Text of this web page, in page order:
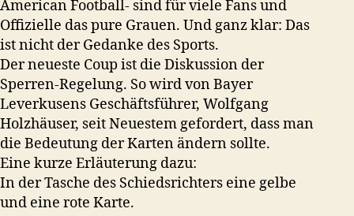
American Football- sind für viele Fans und
Offizielle das pure Grauen. Und ganz klar: Das
ist nicht der Gedanke des Sports.
Der neueste Coup ist die Diskussion der
Sperren-Regelung. So wird von Bayer
Leverkusens Geschäftsführer, Wolfgang
Holzhäuser, seit Neuestem gefordert, dass man
die Bedeutung der Karten ändern sollte.
Eine kurze Erläuterung dazu:
In der Tasche des Schiedsrichters eine gelbe
und eine rote Karte.